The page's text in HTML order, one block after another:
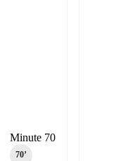
Minute 70
70‎’‎